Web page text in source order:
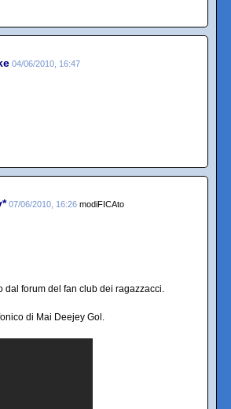
04/06/2010, 16:47
07/06/2010, 16:26 modiFICAto
dal forum del fan club dei ragazzacci.
di Mai Deejey Gol.